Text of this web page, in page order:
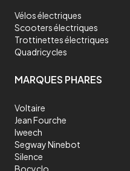
Vélos électriques
Scooters électriques
Trottinettes électriques
Quadricycles
MARQUES PHARES
Voltaire
Jean Fourche
Iweech
Segway Ninebot
Silence
Bocyclo